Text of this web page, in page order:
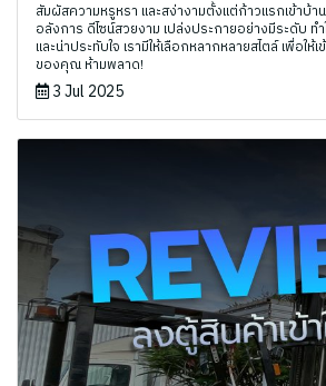
สัมผัสความหรูหรา และสง่างามตั้งแต่ก้าวแรกเข้าบ้า
อลังการ ดีไซน์สวยงาม เปล่งประกายอย่างมีระดับ ท
และน่าประทับใจ เรามีให้เลือกหลากหลายสไตล์ เพื่อใ
ของคุณ ห้ามพลาด!
3 Jul 2025